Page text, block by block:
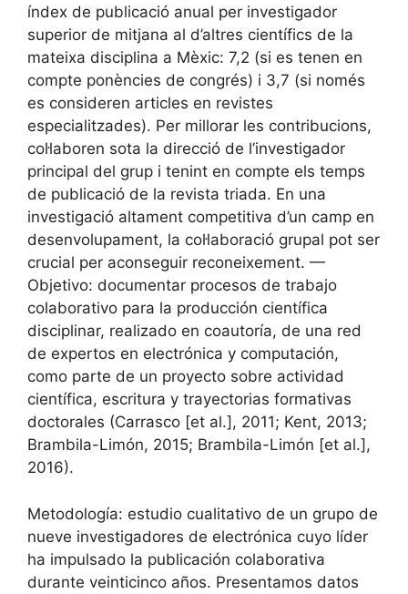
índex de publicació anual per investigador
superior de mitjana al d’altres científics de la
mateixa disciplina a Mèxic: 7,2 (si es tenen en
compte ponències de congrés) i 3,7 (si només
es consideren articles en revistes
especialitzades). Per millorar les contribucions,
col·laboren sota la direcció de l’investigador
principal del grup i tenint en compte els temps
de publicació de la revista triada. En una
investigació altament competitiva d’un camp en
desenvolupament, la col·laboració grupal pot ser
crucial per aconseguir reconeixement. —
Objetivo: documentar procesos de trabajo
colaborativo para la producción científica
disciplinar, realizado en coautoría, de una red
de expertos en electrónica y computación,
como parte de un proyecto sobre actividad
científica, escritura y trayectorias formativas
doctorales (Carrasco [et al.], 2011; Kent, 2013;
Brambila-Limón, 2015; Brambila-Limón [et al.],
2016).
Metodología: estudio cualitativo de un grupo de
nueve investigadores de electrónica cuyo líder
ha impulsado la publicación colaborativa
durante veinticinco años. Presentamos datos